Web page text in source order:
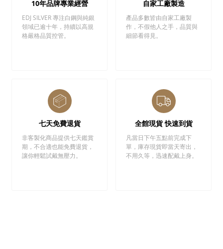
10年品牌專業經營
EDJ SILVER 專注白鋼與純銀
領域已逾十年，持續以高規
格嚴格品質控管。
自家工廠製造
產品多數皆由自家工廠製
作，不假他人之手，品質與
細節看得見。
七天免費退貨
非客製化商品提供七天鑑賞
期，不合適也能免費退貨，
讓你輕鬆試戴無壓力。
全館現貨 快速到貨
凡當日下午五點前完成下
單，庫存現貨即當天寄出，
不用久等，迅速配戴上身。